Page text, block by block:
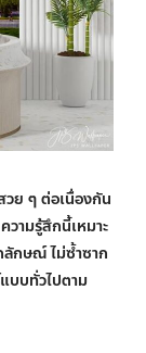
วย ๆ ต่อเนื่องกัน
ามรู้สึกนี้เหมาะ
ลักษณ์ ไม่ซ้ำซาก
บบทั่วไปตาม